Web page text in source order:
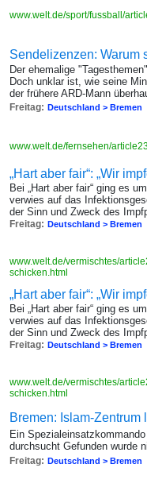
www.welt.de/sport/fussball/
Sendelizenzen: Warum
Der ehemalige
Doch unklar ist, wie seine
der frühere ARD-Mann
Freitag: Deutschland > Bremen
www.welt.de/fernsehen/
„Hart aber fair“: „Wir
Bei „Hart aber fair“ ging es
verwies auf das
der Sinn und Zweck des
Freitag: Deutschland > Bremen
www.welt.de/vermischtes/
schicken.html
„Hart aber fair“: „Wir
Bei „Hart aber fair“ ging es
verwies auf das
der Sinn und Zweck des
Freitag: Deutschland > Bremen
www.welt.de/vermischtes/
schicken.html
Bremen: Islam-
Ein
durchsucht Gefunden wurde
Freitag: Deutschland > Bremen